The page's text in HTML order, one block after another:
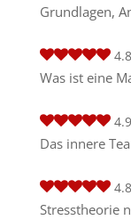
Grundlagen,
4.8
Was ist eine
4.9
Das innere
4.8
Stresstheorie